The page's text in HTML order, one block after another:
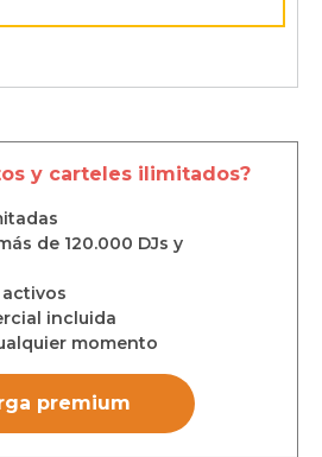
y carteles ilimitados?
de 120.000 DJs y
activos
incluida
momento
premium